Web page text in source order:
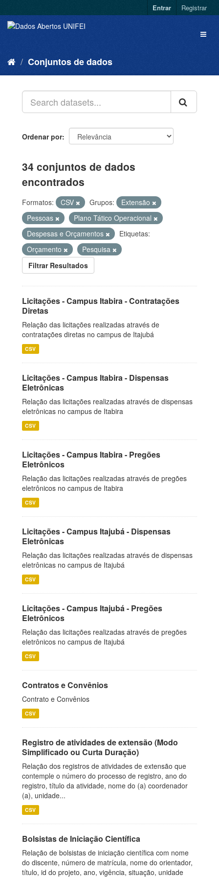
Entrar Registrar
Conjuntos de dados
Ordenar por
34 conjuntos de dados
encontrados
Formatos: CSV Grupos:
Extensão
Pessoas
Plano Tático Operacional
Despesas e Orçamentos
Etiquetas:
Orçamento
Pesquisa
Filtrar Resultados
Licitações - Campus Itabira - Contratações
Diretas
Relação das licitações realizadas através de
contratações diretas no campus de Itajubá
CSV
Licitações - Campus Itabira - Dispensas
Eletrônicas
Relação das licitações realizadas através de dispensas
eletrônicas no campus de Itabira
CSV
Licitações - Campus Itabira - Pregões
Eletrônicos
Relação das licitações realizadas através de pregões
eletrônicos no campus de Itabira
CSV
Licitações - Campus Itajubá - Dispensas
Eletrônicas
Relação das licitações realizadas através de dispensas
eletrônicas no campus de Itajubá
CSV
Licitações - Campus Itajubá - Pregões
Eletrônicos
Relação das licitações realizadas através de pregões
eletrônicos no campus de Itajubá
CSV
Contratos e Convênios
Contrato e Convênios
CSV
Registro de atividades de extensão (Modo
Simplificado ou Curta Duração)
Relação dos registros de atividades de extensão que
contemple o número do processo de registro, ano do
registro, título da atividade, nome do (a) coordenador
(a), unidade...
CSV
Bolsistas de Iniciação Científica
Relação de bolsistas de iniciação científica com nome
do discente, número de matrícula, nome do orientador,
título, id do projeto, ano, vigência, situação, unidade